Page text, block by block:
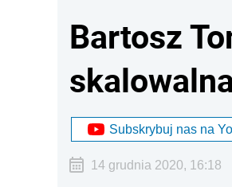
Bartosz
Subskrybuj nas na
14 grudnia 2020, 16:18